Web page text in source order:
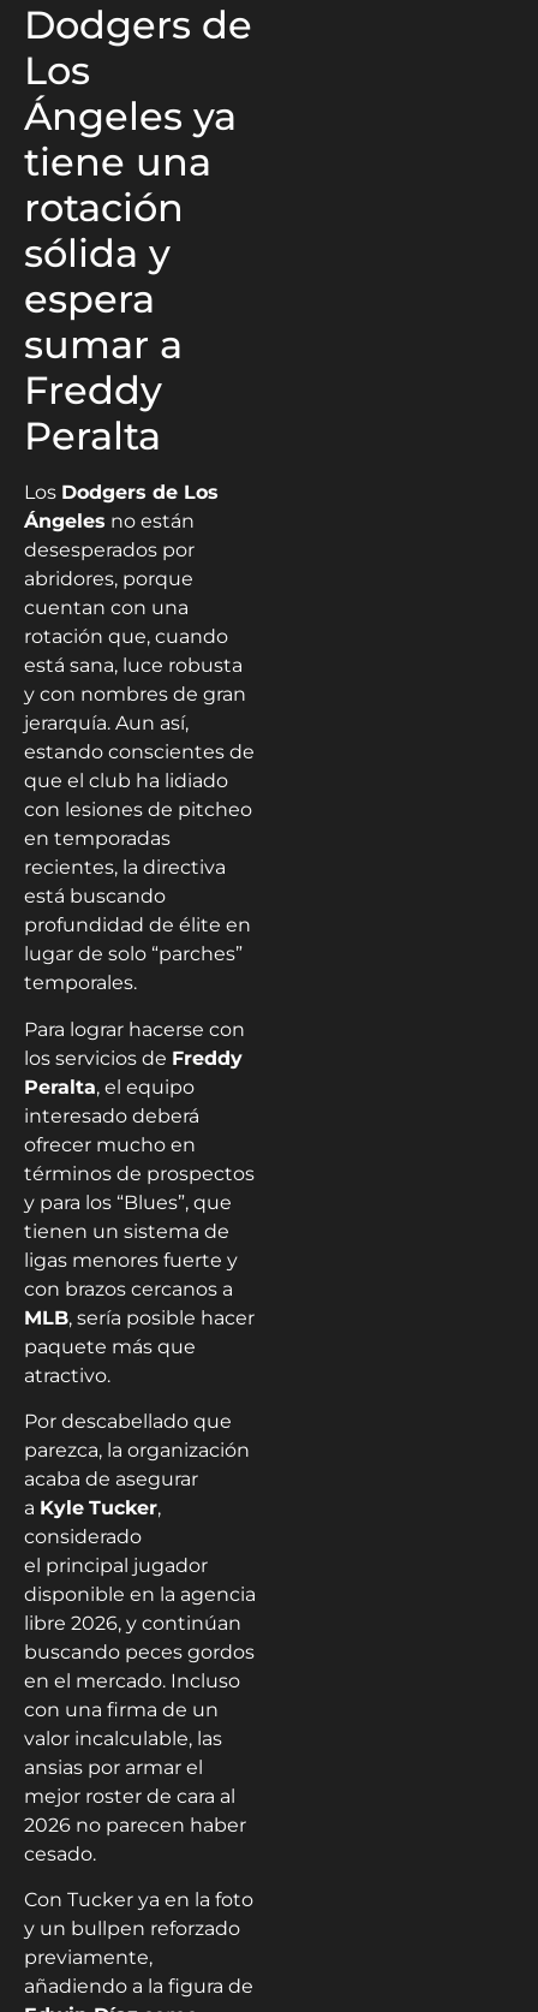
Dodgers de
Los
Ángeles ya
tiene una
rotación
sólida y
espera
sumar a
Freddy
Peralta
Los Dodgers de Los
Ángeles no están
desesperados por
abridores, porque
cuentan con una
rotación que, cuando
está sana, luce robusta
y con nombres de gran
jerarquía. Aun así,
estando conscientes de
que el club ha lidiado
con lesiones de pitcheo
en temporadas
recientes, la directiva
está buscando
profundidad de élite en
lugar de solo “parches”
temporales.
Para lograr hacerse con
los servicios de Freddy
Peralta, el equipo
interesado deberá
ofrecer mucho en
términos de prospectos
y para los “Blues”, que
tienen un sistema de
ligas menores fuerte y
con brazos cercanos a
MLB, sería posible hacer
paquete más que
atractivo.
Por descabellado que
parezca, la organización
acaba de asegurar
a Kyle Tucker,
considerado
el principal jugador
disponible en la agencia
libre 2026, y continúan
buscando peces gordos
en el mercado. Incluso
con una firma de un
valor incalculable, las
ansias por armar el
mejor roster de cara al
2026 no parecen haber
cesado.
Con Tucker ya en la foto
y un bullpen reforzado
previamente,
añadiendo a la figura de